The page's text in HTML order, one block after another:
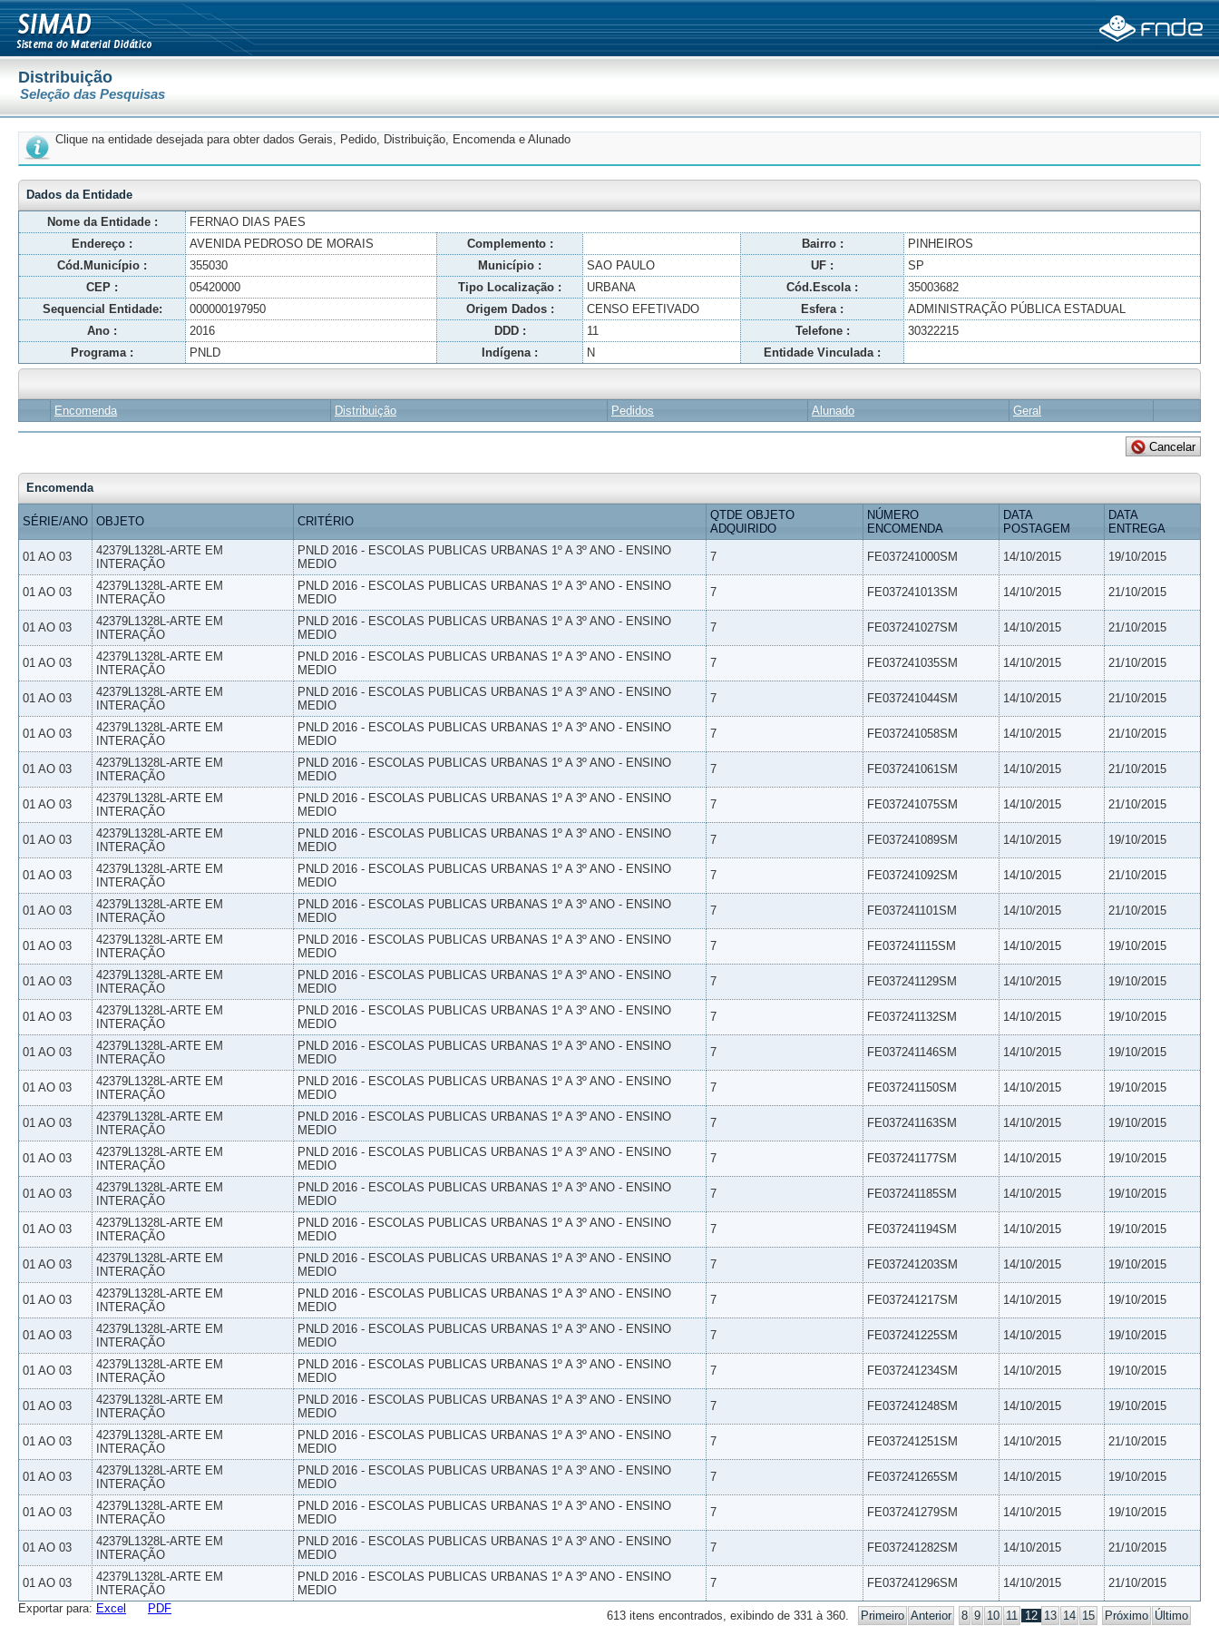
Distribuição
Seleção das Pesquisas
Clique na entidade desejada para obter dados Gerais, Pedido, Distribuição, Encomenda e Alunado
Dados da Entidade
Nome da Entidade :
FERNAO DIAS PAES
Endereço :
AVENIDA PEDROSO DE MORAIS Complemento : Bairro :
PINHEIROS
Cód.Município :
355030 Município : SAO PAULO UF :
SP
CEP :
05420000 Tipo Localização : URBANA Cód.Escola :
35003682
Sequencial Entidade:
000000197950 Origem Dados : CENSO EFETIVADO Esfera :
ADMINISTRAÇÃO PÚBLICA ESTADUAL
Ano :
2016 DDD : 11 Telefone :
30322215
Programa :
PNLD Indígena : N Entidade Vinculada :
Encomenda Distribuição Pedidos Alunado Geral
Encomenda
SÉRIE/ANO OBJETO CRITÉRIO
QTDE OBJETO
ADQUIRIDO
NÚMERO
ENCOMENDA
DATA
POSTAGEM
DATA
ENTREGA
01 AO 03
42379L1328L-ARTE EM
INTERAÇÃO
PNLD 2016 - ESCOLAS PUBLICAS URBANAS 1º A 3º ANO - ENSINO
MEDIO
7 FE037241000SM 14/10/2015 19/10/2015
01 AO 03
42379L1328L-ARTE EM
INTERAÇÃO
PNLD 2016 - ESCOLAS PUBLICAS URBANAS 1º A 3º ANO - ENSINO
MEDIO
7 FE037241013SM 14/10/2015 21/10/2015
01 AO 03
42379L1328L-ARTE EM
INTERAÇÃO
PNLD 2016 - ESCOLAS PUBLICAS URBANAS 1º A 3º ANO - ENSINO
MEDIO
7 FE037241027SM 14/10/2015 21/10/2015
01 AO 03
42379L1328L-ARTE EM
INTERAÇÃO
PNLD 2016 - ESCOLAS PUBLICAS URBANAS 1º A 3º ANO - ENSINO
MEDIO
7 FE037241035SM 14/10/2015 21/10/2015
01 AO 03
42379L1328L-ARTE EM
INTERAÇÃO
PNLD 2016 - ESCOLAS PUBLICAS URBANAS 1º A 3º ANO - ENSINO
MEDIO
7 FE037241044SM 14/10/2015 21/10/2015
01 AO 03
42379L1328L-ARTE EM
INTERAÇÃO
PNLD 2016 - ESCOLAS PUBLICAS URBANAS 1º A 3º ANO - ENSINO
MEDIO
7 FE037241058SM 14/10/2015 21/10/2015
01 AO 03
42379L1328L-ARTE EM
INTERAÇÃO
PNLD 2016 - ESCOLAS PUBLICAS URBANAS 1º A 3º ANO - ENSINO
MEDIO
7 FE037241061SM 14/10/2015 21/10/2015
01 AO 03
42379L1328L-ARTE EM
INTERAÇÃO
PNLD 2016 - ESCOLAS PUBLICAS URBANAS 1º A 3º ANO - ENSINO
MEDIO
7 FE037241075SM 14/10/2015 21/10/2015
01 AO 03
42379L1328L-ARTE EM
INTERAÇÃO
PNLD 2016 - ESCOLAS PUBLICAS URBANAS 1º A 3º ANO - ENSINO
MEDIO
7 FE037241089SM 14/10/2015 19/10/2015
01 AO 03
42379L1328L-ARTE EM
INTERAÇÃO
PNLD 2016 - ESCOLAS PUBLICAS URBANAS 1º A 3º ANO - ENSINO
MEDIO
7 FE037241092SM 14/10/2015 21/10/2015
01 AO 03
42379L1328L-ARTE EM
INTERAÇÃO
PNLD 2016 - ESCOLAS PUBLICAS URBANAS 1º A 3º ANO - ENSINO
MEDIO
7 FE037241101SM 14/10/2015 21/10/2015
01 AO 03
42379L1328L-ARTE EM
INTERAÇÃO
PNLD 2016 - ESCOLAS PUBLICAS URBANAS 1º A 3º ANO - ENSINO
MEDIO
7 FE037241115SM 14/10/2015 19/10/2015
01 AO 03
42379L1328L-ARTE EM
INTERAÇÃO
PNLD 2016 - ESCOLAS PUBLICAS URBANAS 1º A 3º ANO - ENSINO
MEDIO
7 FE037241129SM 14/10/2015 19/10/2015
01 AO 03
42379L1328L-ARTE EM
INTERAÇÃO
PNLD 2016 - ESCOLAS PUBLICAS URBANAS 1º A 3º ANO - ENSINO
MEDIO
7 FE037241132SM 14/10/2015 19/10/2015
01 AO 03
42379L1328L-ARTE EM
INTERAÇÃO
PNLD 2016 - ESCOLAS PUBLICAS URBANAS 1º A 3º ANO - ENSINO
MEDIO
7 FE037241146SM 14/10/2015 19/10/2015
01 AO 03
42379L1328L-ARTE EM
INTERAÇÃO
PNLD 2016 - ESCOLAS PUBLICAS URBANAS 1º A 3º ANO - ENSINO
MEDIO
7 FE037241150SM 14/10/2015 19/10/2015
01 AO 03
42379L1328L-ARTE EM
INTERAÇÃO
PNLD 2016 - ESCOLAS PUBLICAS URBANAS 1º A 3º ANO - ENSINO
MEDIO
7 FE037241163SM 14/10/2015 19/10/2015
01 AO 03
42379L1328L-ARTE EM
INTERAÇÃO
PNLD 2016 - ESCOLAS PUBLICAS URBANAS 1º A 3º ANO - ENSINO
MEDIO
7 FE037241177SM 14/10/2015 19/10/2015
01 AO 03
42379L1328L-ARTE EM
INTERAÇÃO
PNLD 2016 - ESCOLAS PUBLICAS URBANAS 1º A 3º ANO - ENSINO
MEDIO
7 FE037241185SM 14/10/2015 19/10/2015
01 AO 03
42379L1328L-ARTE EM
INTERAÇÃO
PNLD 2016 - ESCOLAS PUBLICAS URBANAS 1º A 3º ANO - ENSINO
MEDIO
7 FE037241194SM 14/10/2015 19/10/2015
01 AO 03
42379L1328L-ARTE EM
INTERAÇÃO
PNLD 2016 - ESCOLAS PUBLICAS URBANAS 1º A 3º ANO - ENSINO
MEDIO
7 FE037241203SM 14/10/2015 19/10/2015
01 AO 03
42379L1328L-ARTE EM
INTERAÇÃO
PNLD 2016 - ESCOLAS PUBLICAS URBANAS 1º A 3º ANO - ENSINO
MEDIO
7 FE037241217SM 14/10/2015 19/10/2015
01 AO 03
42379L1328L-ARTE EM
INTERAÇÃO
PNLD 2016 - ESCOLAS PUBLICAS URBANAS 1º A 3º ANO - ENSINO
MEDIO
7 FE037241225SM 14/10/2015 19/10/2015
01 AO 03
42379L1328L-ARTE EM
INTERAÇÃO
PNLD 2016 - ESCOLAS PUBLICAS URBANAS 1º A 3º ANO - ENSINO
MEDIO
7 FE037241234SM 14/10/2015 19/10/2015
01 AO 03
42379L1328L-ARTE EM
INTERAÇÃO
PNLD 2016 - ESCOLAS PUBLICAS URBANAS 1º A 3º ANO - ENSINO
MEDIO
7 FE037241248SM 14/10/2015 19/10/2015
01 AO 03
42379L1328L-ARTE EM
INTERAÇÃO
PNLD 2016 - ESCOLAS PUBLICAS URBANAS 1º A 3º ANO - ENSINO
MEDIO
7 FE037241251SM 14/10/2015 21/10/2015
01 AO 03
42379L1328L-ARTE EM
INTERAÇÃO
PNLD 2016 - ESCOLAS PUBLICAS URBANAS 1º A 3º ANO - ENSINO
MEDIO
7 FE037241265SM 14/10/2015 19/10/2015
01 AO 03
42379L1328L-ARTE EM
INTERAÇÃO
PNLD 2016 - ESCOLAS PUBLICAS URBANAS 1º A 3º ANO - ENSINO
MEDIO
7 FE037241279SM 14/10/2015 19/10/2015
01 AO 03
42379L1328L-ARTE EM
INTERAÇÃO
PNLD 2016 - ESCOLAS PUBLICAS URBANAS 1º A 3º ANO - ENSINO
MEDIO
7 FE037241282SM 14/10/2015 21/10/2015
01 AO 03
42379L1328L-ARTE EM
INTERAÇÃO
PNLD 2016 - ESCOLAS PUBLICAS URBANAS 1º A 3º ANO - ENSINO
MEDIO
7 FE037241296SM 14/10/2015 21/10/2015
613 itens encontrados, exibindo de 331 à 360. Primeiro Anterior 8 9 10 11 12 13 14 15 Próximo Último
Exportar para: Excel PDF